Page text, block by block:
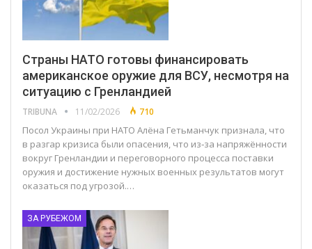
Страны НАТО готовы финансировать
американское оружие для ВСУ, несмотря на
ситуацию с Гренландией
TRIBUNA 11/02/2026 710
Посол Украины при НАТО Алёна Гетьманчук признала, что
в разгар кризиса были опасения, что из‑за напряжённости
вокруг Гренландии и переговорного процесса поставки
оружия и достижение нужных военных результатов могут
оказаться под угрозой.…
ЗА РУБЕЖОМ